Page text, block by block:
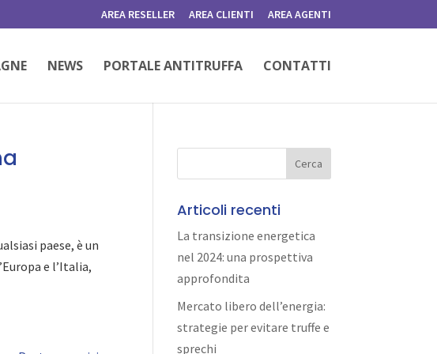
AREA RESELLER AREA CLIENTI AREA AGENTI
NEWS PORTALE ANTITRUFFA CONTATTI
paese, è un
e l’Italia,
Articoli recenti
La transizione energetica
nel 2024: una prospettiva
approfondita
Mercato libero dell’energia:
strategie per evitare truffe e
sprechi